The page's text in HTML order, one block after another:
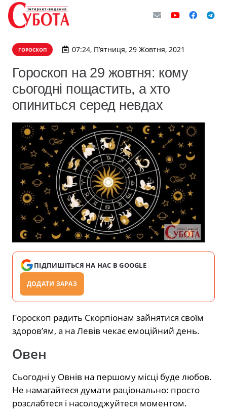
ГОРОСКОП 07:24, П’ятниця, 29 Жовтня, 2021
Гороскоп на 29 жовтня: кому
сьогодні пощастить, а хто
опиниться серед невдах
ПІДПИШІТЬСЯ НА НАС В GOOGLE
ДОДАТИ ЗАРАЗ
Гороскоп радить Скорпіонам зайнятися своїм
здоров’ям, а на Левів чекає емоційний день.
Овен
Сьогодні у Овнів на першому місці буде любов.
Не намагайтеся думати раціонально: просто
розслабтеся і насолоджуйтеся моментом.